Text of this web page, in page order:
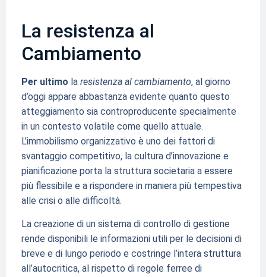
La resistenza al
Cambiamento
Per ultimo la resistenza al cambiamento, al giorno
d’oggi appare abbastanza evidente quanto questo
atteggiamento sia controproducente specialmente
in un contesto volatile come quello attuale.
L’immobilismo organizzativo è uno dei fattori di
svantaggio competitivo, la cultura d’innovazione e
pianificazione porta la struttura societaria a essere
più flessibile e a rispondere in maniera più tempestiva
alle crisi o alle difficoltà.
La creazione di un sistema di controllo di gestione
rende disponibili le informazioni utili per le decisioni di
breve e di lungo periodo e costringe l’intera struttura
all’autocritica, al rispetto di regole ferree di